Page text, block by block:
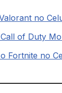
no
of Duty
Fortnite no